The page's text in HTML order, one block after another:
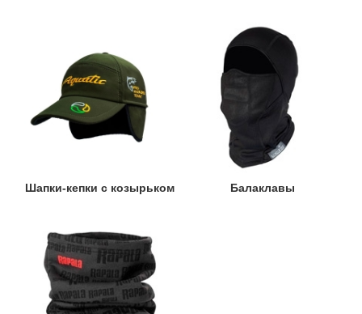
Шапки-кепки с козырьком Балаклавы